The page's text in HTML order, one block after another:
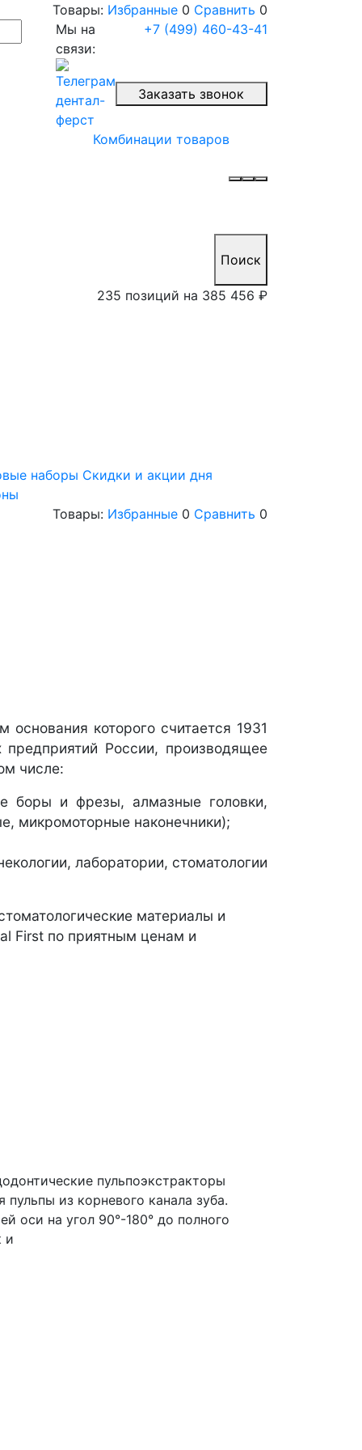
Товары: Избранные 0 Сравнить 0
Мы на
связи:
+7 (499) 460-43-41
Заказать звонок
Комбинации товаров
Поиск
235 позиций на 385 456 ₽
наборы Скидки и акции дня
Товары: Избранные 0 Сравнить 0
основания которого считается 1931
России, производящее
числе:
боры и фрезы, алмазные головки,
микромоторные наконечники);
лаборатории, стоматологии
материалы и
First по приятным ценам и
пульпоэкстракторы
из корневого канала зуба.
оси на угол 90°-180° до полного
и